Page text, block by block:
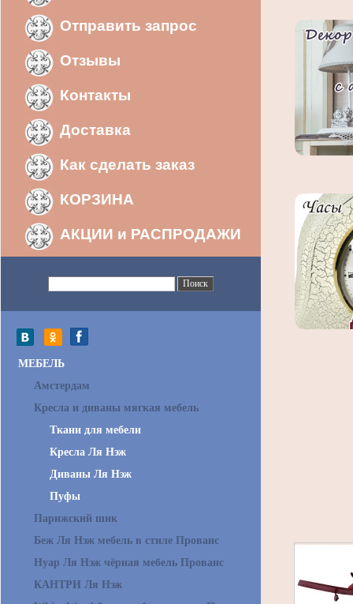
Отправить запрос
Отзывы
Контакты
Доставка
Как сделать заказ
КОРЗИНА
АКЦИИ и РАСПРОДАЖИ
МЕБЕЛЬ
Амстердам
Кресла и диваны мягкая мебель
Ткани для мебели
Кресла Ля Нэж
Диваны Ля Нэж
Пуфы
Парижский шик
Беж Ля Нэж мебель в стиле Прованс
Нуар Ля Нэж чёрная мебель Прованс
КАНТРИ Ля Нэж